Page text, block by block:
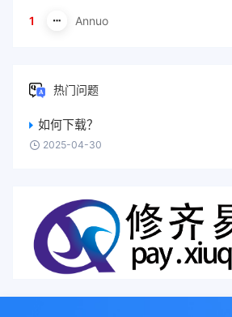
1 Annuo
热门问题
如何下载？
2025-04-30